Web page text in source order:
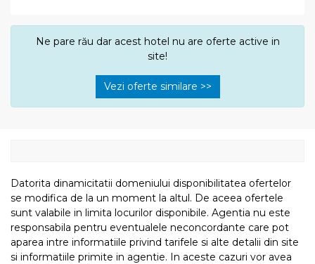
Ne pare rău dar acest hotel nu are oferte active in
site!
Vezi oferte similare >>
Datorita dinamicitatii domeniului disponibilitatea ofertelor
se modifica de la un moment la altul. De aceea ofertele
sunt valabile in limita locurilor disponibile. Agentia nu este
responsabila pentru eventualele neconcordante care pot
aparea intre informatiile privind tarifele si alte detalii din site
si informatiile primite in agentie. In aceste cazuri vor avea